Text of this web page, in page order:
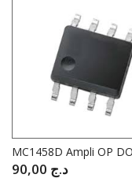
MC1458D Ampli OP
د.ج